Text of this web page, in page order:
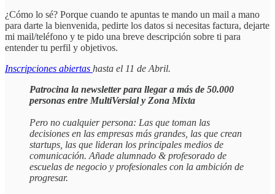
¿Cómo lo sé? Porque cuando te apuntas te mando un mail a mano
para darte la bienvenida, pedirte los datos si necesitas factura, dejarte
mi mail/teléfono y te pido una breve descripción sobre ti para
entender tu perfil y objetivos.
Inscripciones abiertas hasta el 11 de Abril.
Patrocina la newsletter para llegar a más de 50.000
personas entre MultiVersial y Zona Mixta
Pero no cualquier persona: Las que toman las
decisiones en las empresas más grandes, las que crean
startups, las que lideran los principales medios de
comunicación. Añade alumnado & profesorado de
escuelas de negocio y profesionales con la ambición de
progresar.